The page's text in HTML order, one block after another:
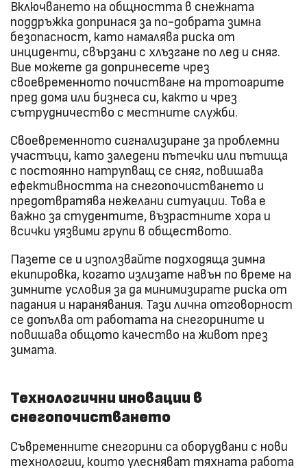
Включването на общността в снежната
поддръжка допринася за по-добрата зимна
безопасност, като намалява риска от
инциденти, свързани с хлъзгане по лед и сняг.
Вие можете да допринесете чрез
своевременното почистване на тротоарите
пред дома или бизнеса си, както и чрез
сътрудничество с местните служби.
Своевременното сигнализиране за проблемни
участъци, като заледени пътечки или пътища
с постоянно натрупващ се сняг, повишава
ефективността на снегопочистването и
предотвратява нежелани ситуации. Това е
важно за студентите, възрастните хора и
всички уязвими групи в обществото.
Пазете се и използвайте подходяща зимна
екипировка, когато излизате навън по време на
зимните условия за да минимизирате риска от
падания и наранявания. Тази лична отговорност
се допълва от работата на снегорините и
повишава общото качество на живот през
зимата.
Технологични иновации в
снегопочистването
Съвременните снегорини са оборудвани с нови
технологии, които улесняват тяхната работа